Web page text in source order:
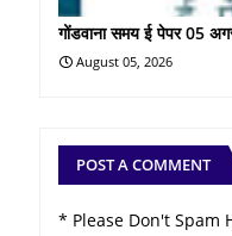
गोंडवाना समय ई पेपर 05
August 05, 2026
POST A COMMENT
* Please Don't Spam